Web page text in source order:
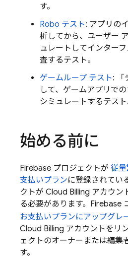
す。
Robo テスト: アプリの
析してから、ユーザー
ュレートしてインター
査するテスト。
ゲームループ テスト: 「
して、ゲームアプリで
シミュレートするテスト
始める前に
Firebase プロジェクトが 従
支払いプランに登録されてい
クトが Cloud Billing アカウン
る必要があります。 Firebase
お支払いプランにアップグレ
Cloud Billing アカウントをリ
ェクトのオーナーまたは編集
す。